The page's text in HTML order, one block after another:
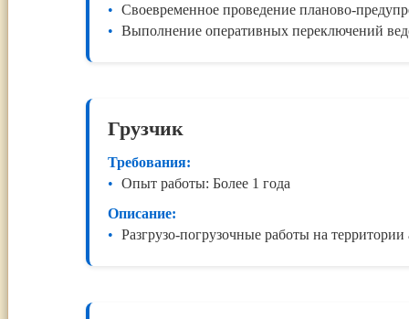
Своевременное проведение планово-
Выполнение оперативных переключений
Грузчик
Требования:
Опыт работы: Более 1 года
Описание:
Разгрузо-погрузочные работы на